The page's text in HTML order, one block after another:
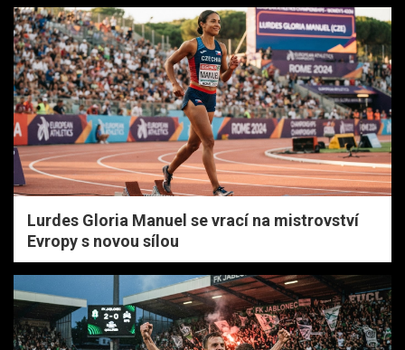
Lurdes Gloria Manuel se vrací na mistrovství
Evropy s novou sílou